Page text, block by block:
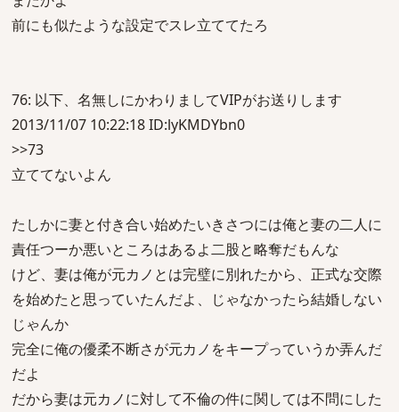
前にも似たような設定でスレ立ててたろ
76: 以下、名無しにかわりましてVIPがお送りします
2013/11/07 10:22:18 ID:lyKMDYbn0
>>73
立ててないよん
たしかに妻と付き合い始めたいきさつには俺と妻の二人に
責任つーか悪いところはあるよ二股と略奪だもんな
けど、妻は俺が元カノとは完璧に別れたから、正式な交際
を始めたと思っていたんだよ、じゃなかったら結婚しない
じゃんか
完全に俺の優柔不断さが元カノをキープっていうか弄んだ
だよ
だから妻は元カノに対して不倫の件に関しては不問にした